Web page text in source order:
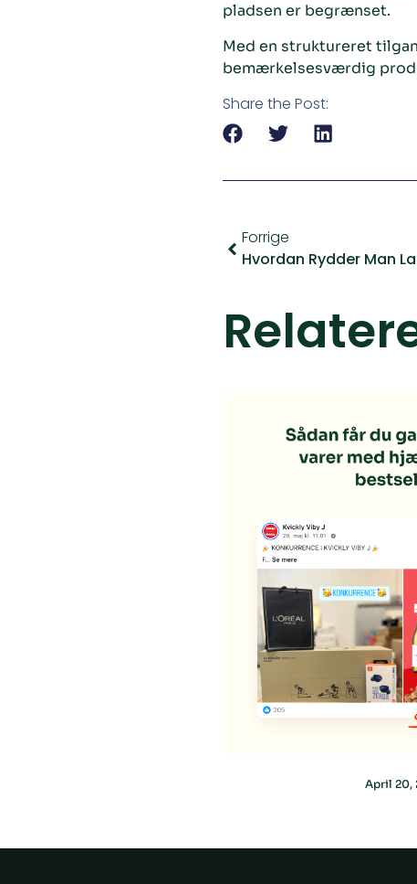
pladsen er begrænset.
Med en struktureret
bemærkelsesværdig
Share the Post:
Forrige
April 20,